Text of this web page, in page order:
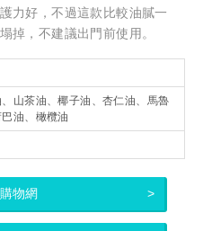
力好，不過這款比較油膩一
掉，不建議出門前使用。
山茶油、椰子油、杏仁油、馬魯
油、橄欖油
物網